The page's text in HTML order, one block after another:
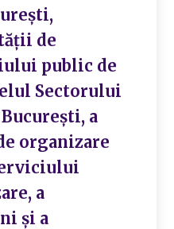
de
public de
Sectorului
a
organizare
a
și a